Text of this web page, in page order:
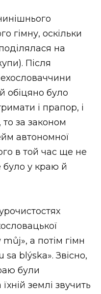
гімну, оскільки
на
Після
обіцяно було
і прапор, і
то за законом
автономної
в той час ще не
було у краю й
а потім гімн
blýska». Звісно,
були
землі звучить